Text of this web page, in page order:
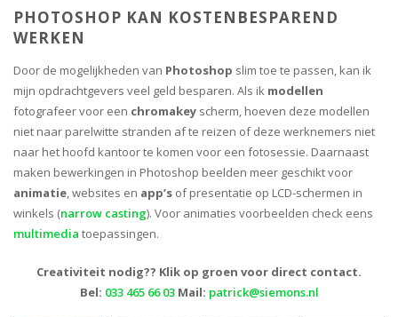
PHOTOSHOP KAN KOSTENBESPAREND
WERKEN
Door de mogelijkheden van Photoshop slim toe te passen, kan ik
mijn opdrachtgevers veel geld besparen. Als ik modellen
fotografeer voor een chromakey scherm, hoeven deze modellen
niet naar parelwitte stranden af te reizen of deze werknemers niet
naar het hoofd kantoor te komen voor een fotosessie. Daarnaast
maken bewerkingen in Photoshop beelden meer geschikt voor
animatie, websites en app’s of presentatie op LCD-schermen in
winkels (narrow casting). Voor animaties voorbeelden check eens
multimedia toepassingen.
Creativiteit nodig?? Klik op groen voor direct contact.
Bel: 033 465 66 03Mail: patrick@siemons.nl